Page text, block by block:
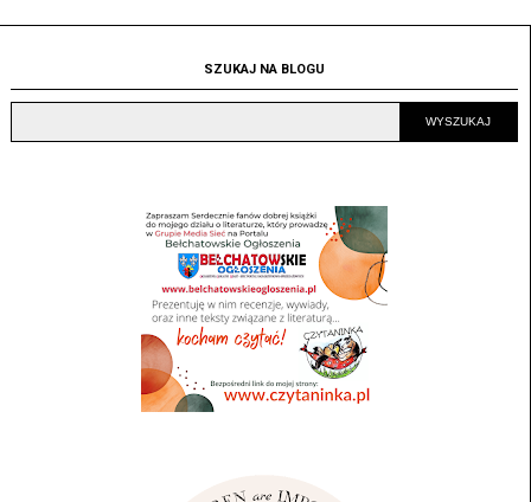
SZUKAJ NA BLOGU